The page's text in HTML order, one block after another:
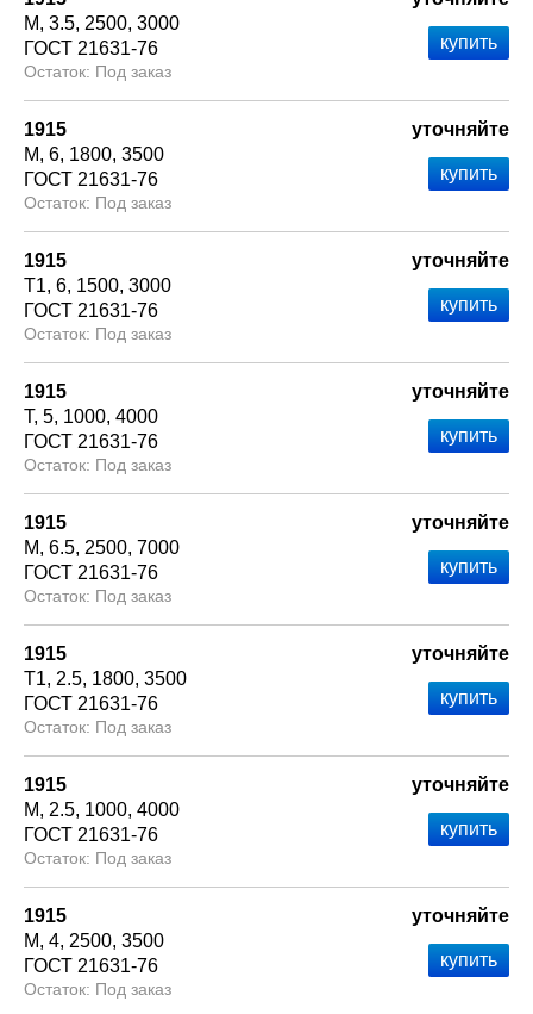
М 3.5 2500 3000
ГОСТ 21631-76
Под заказ
1915
М 6 1800 3500
ГОСТ 21631-76
Под заказ
уточняйте
1915
Т1 6 1500 3000
ГОСТ 21631-76
Под заказ
уточняйте
1915
Т 5 1000 4000
ГОСТ 21631-76
Под заказ
уточняйте
1915
М 6.5 2500 7000
ГОСТ 21631-76
Под заказ
уточняйте
1915
Т1 2.5 1800 3500
ГОСТ 21631-76
Под заказ
уточняйте
1915
М
2.5 1000 4000
ГОСТ 21631-76
Под заказ
уточняйте
1915
М 4 2500 3500
ГОСТ 21631-76
Под заказ
уточняйте